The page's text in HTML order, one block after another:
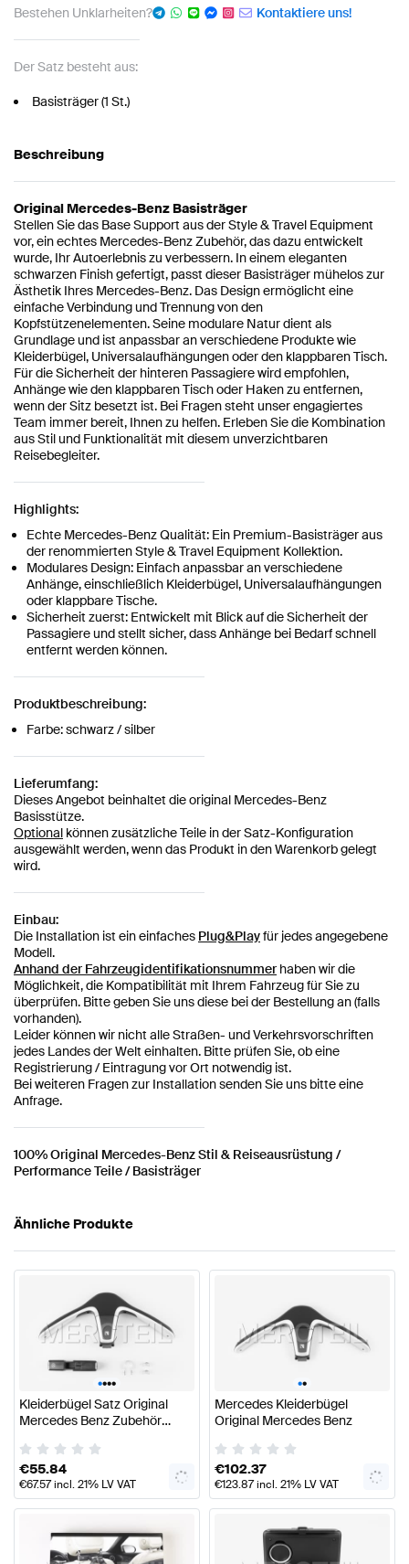
Bestehen Unklarheiten? Kontaktiere uns!
Der Satz besteht aus:
Basisträger (1 St.)
Beschreibung
Original Mercedes-Benz Basisträger
Stellen Sie das Base Support aus der Style & Travel Equipment
vor, ein echtes Mercedes-Benz Zubehör, das dazu entwickelt
wurde, Ihr Autoerlebnis zu verbessern. In einem eleganten
schwarzen Finish gefertigt, passt dieser Basisträger mühelos zur
Ästhetik Ihres Mercedes-Benz. Das Design ermöglicht eine
einfache Verbindung und Trennung von den
Kopfstützenelementen. Seine modulare Natur dient als
Grundlage und ist anpassbar an verschiedene Produkte wie
Kleiderbügel, Universalaufhängungen oder den klappbaren Tisch.
Für die Sicherheit der hinteren Passagiere wird empfohlen,
Anhänge wie den klappbaren Tisch oder Haken zu entfernen,
wenn der Sitz besetzt ist. Bei Fragen steht unser engagiertes
Team immer bereit, Ihnen zu helfen. Erleben Sie die Kombination
aus Stil und Funktionalität mit diesem unverzichtbaren
Reisebegleiter.
Highlights:
Echte Mercedes-Benz Qualität: Ein Premium-Basisträger aus
der renommierten Style & Travel Equipment Kollektion.
Modulares Design: Einfach anpassbar an verschiedene
Anhänge, einschließlich Kleiderbügel, Universalaufhängungen
oder klappbare Tische.
Sicherheit zuerst: Entwickelt mit Blick auf die Sicherheit der
Passagiere und stellt sicher, dass Anhänge bei Bedarf schnell
entfernt werden können.
Produktbeschreibung:
Farbe: schwarz / silber
Lieferumfang:
Dieses Angebot beinhaltet die original Mercedes-Benz
Basisstütze.
Optional können zusätzliche Teile in der Satz-Konfiguration
ausgewählt werden, wenn das Produkt in den Warenkorb gelegt
wird.
Einbau:
Die Installation ist ein einfaches Plug&Playfür jedes angegebene
Modell.
Anhand der Fahrzeugidentifikationsnummer haben wir die
Möglichkeit, die Kompatibilität mit Ihrem Fahrzeug für Sie zu
überprüfen. Bitte geben Sie uns diese bei der Bestellung an (falls
vorhanden).
Leider können wir nicht alle Straßen- und Verkehrsvorschriften
jedes Landes der Welt einhalten. Bitte prüfen Sie, ob eine
Registrierung / Eintragung vor Ort notwendig ist.
Bei weiteren Fragen zur Installation senden Sie uns bitte eine
Anfrage.
100% Original Mercedes-Benz Stil & Reiseausrüstung /
Performance Teile / Basisträger
Ähnliche Produkte
••••
Kleiderbügel Satz Original
Mercedes Benz Zubehör
€55.84
€67.57incl. 21% LV VAT
••
Mercedes Kleiderbügel
Original Mercedes Benz
€102.37
€123.87incl. 21% LV VAT